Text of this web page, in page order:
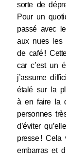
sorte de
Pour un
passé avec
aux nues les
de café !
car c’est un
j’assume
étalé sur la
à en faire la
personnes
d’éviter
presse !
embarras et